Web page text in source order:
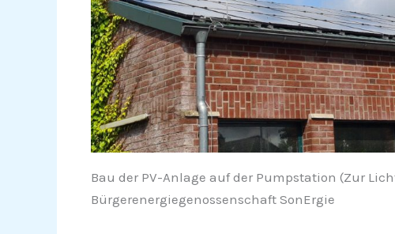
Bau der PV-Anlage auf der Pumpstation (Zur
Bürgerenergiegenossenschaft SonErgie